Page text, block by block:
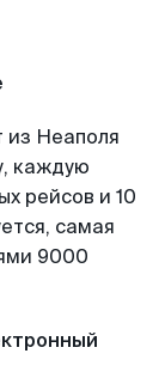
из Неаполя
каждую
рейсов и 10
самая
9000